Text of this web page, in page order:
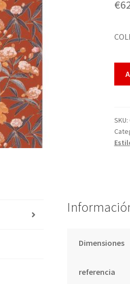
en
ión
€
SKU:
Dimensiones
referencia